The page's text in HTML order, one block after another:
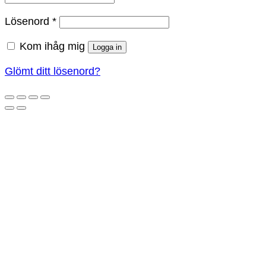
Lösenord *Obligatoriskt
Kom ihåg mig Logga in
Glömt ditt lösenord?